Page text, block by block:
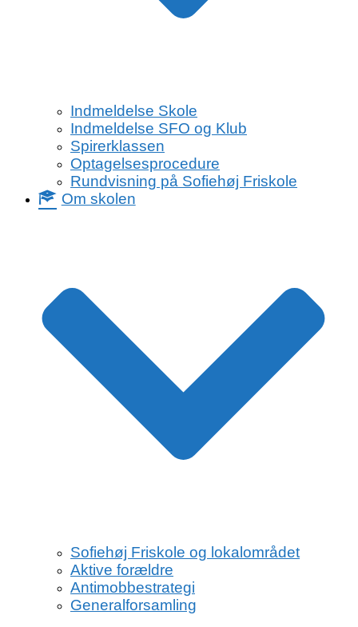
Indmeldelse Skole
Indmeldelse SFO og Klub
Spirerklassen
Optagelsesprocedure
Rundvisning på Sofiehøj Friskole
Om skolen
Sofiehøj Friskole og lokalområdet
Aktive forældre
Antimobbestrategi
Generalforsamling